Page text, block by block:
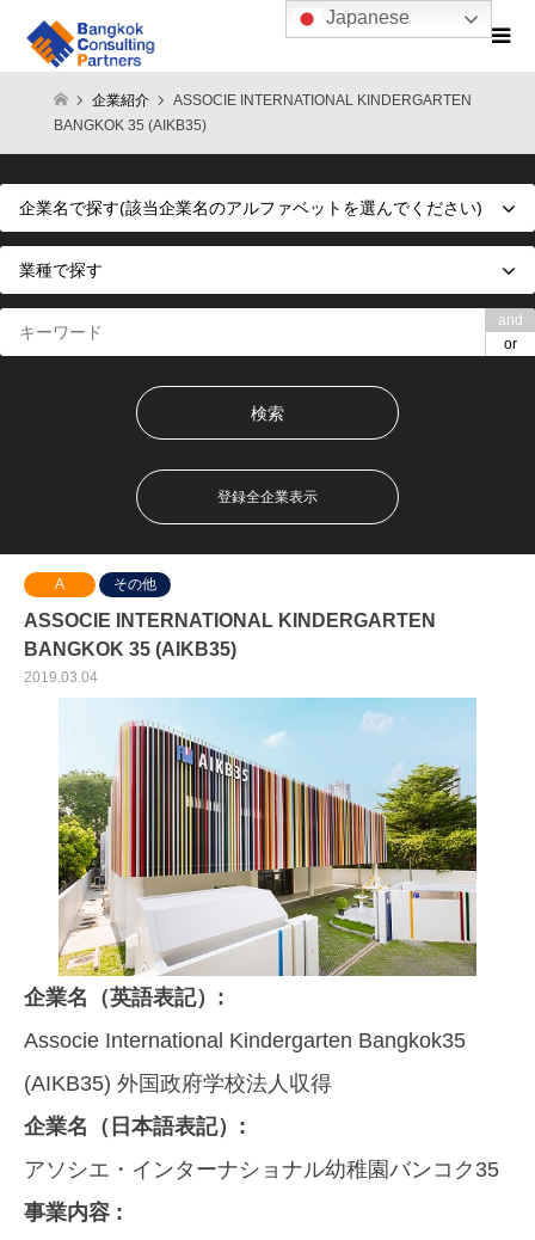
企業紹介
ASSOCIE INTERNATIONAL KINDERGARTEN
BANGKOK 35 (AIKB35)
and
or
登録全企業表示
A その他
ASSOCIE INTERNATIONAL KINDERGARTEN
BANGKOK 35 (AIKB35)
2019.03.04
企業名（英語表記）:
Associe International Kindergarten Bangkok35
(AIKB35) 外国政府学校法人収得
企業名（日本語表記）:
アソシエ・インターナショナル幼稚園バンコク35
事業内容 :
Japanese